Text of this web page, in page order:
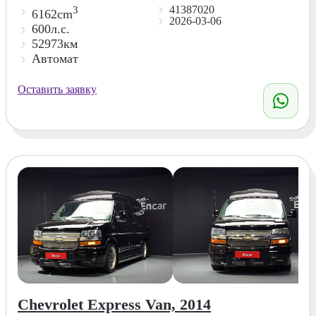
6162cm3
600л.с.
52973км
Автомат
41387020
2026-03-06
Оставить заявку
Chevrolet Express Van, 2014